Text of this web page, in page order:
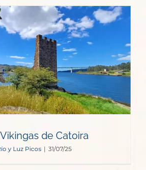
de Catoira
y Luz Picos | 31/07/25